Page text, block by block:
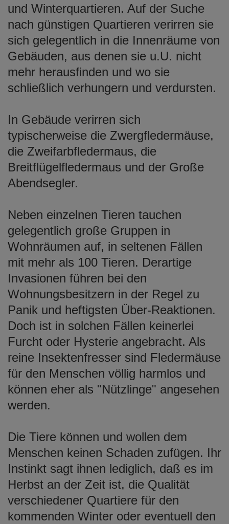
und Winterquartieren. Auf der Suche
nach günstigen Quartieren verirren sie
sich gelegentlich in die Innenräume von
Gebäuden, aus denen sie u.U. nicht
mehr herausfinden und wo sie
schließlich verhungern und verdursten.
In Gebäude verirren sich
typischerweise die Zwergfledermäuse,
die Zweifarbfledermaus, die
Breitflügelfledermaus und der Große
Abendsegler.
Neben einzelnen Tieren tauchen
gelegentlich große Gruppen in
Wohnräumen auf, in seltenen Fällen
mit mehr als 100 Tieren. Derartige
Invasionen führen bei den
Wohnungsbesitzern in der Regel zu
Panik und heftigsten Über-Reaktionen.
Doch ist in solchen Fällen keinerlei
Furcht oder Hysterie angebracht. Als
reine Insektenfresser sind Fledermäuse
für den Menschen völlig harmlos und
können eher als "Nützlinge" angesehen
werden.
Die Tiere können und wollen dem
Menschen keinen Schaden zufügen. Ihr
Instinkt sagt ihnen lediglich, daß es im
Herbst an der Zeit ist, die Qualität
verschiedener Quartiere für den
kommenden Winter oder eventuell den